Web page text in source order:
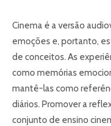
Cinema é a versão
emoções e, portanto,
de conceitos. As
como memórias
mantê-las como
diários. Promover a
conjunto de ensino